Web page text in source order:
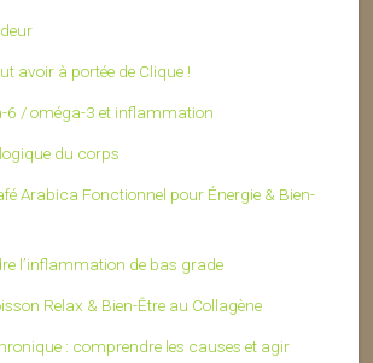
avoir à portée de Clique !
6 / oméga-3 et inflammation
du corps
Arabica Fonctionnel pour Énergie & Bien-
l’inflammation de bas grade
Relax & Bien-Être au Collagène
: comprendre les causes et agir